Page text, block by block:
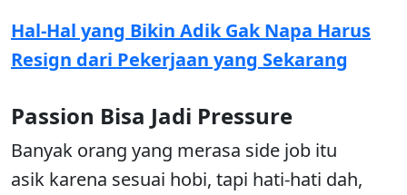
Hal-Hal yang Bikin Adik Gak Napa Harus
Resign dari Pekerjaan yang Sekarang
Passion Bisa Jadi Pressure
Banyak orang yang merasa side job itu
asik karena sesuai hobi, tapi hati-hati dah,